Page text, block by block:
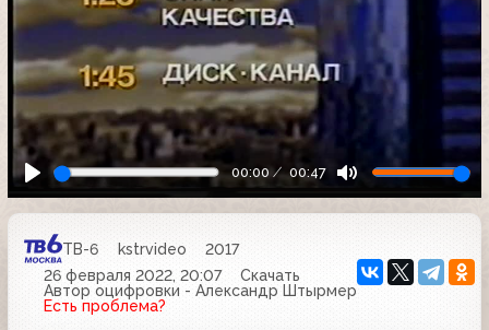
00:00 00:47
ТВ-6 kstrvideo
2017
26 февраля 2022, 20:07
Скачать
Автор оцифровки - Александр Штырмер
Есть проблема?